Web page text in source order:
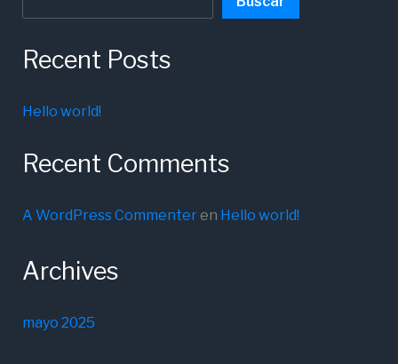
Recent Posts
Hello world!
Recent Comments
A WordPress Commenteren Hello world!
Archives
mayo 2025